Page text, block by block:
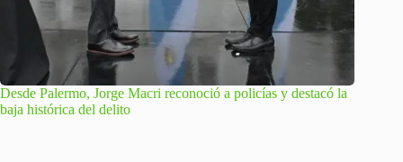
Desde Palermo, Jorge Macri reconoció a policías y destacó la
baja histórica del delito